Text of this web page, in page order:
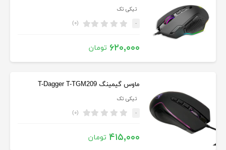
تیکی تک
- (۰)
۶۲۰,۰۰۰ تومان
ماوس گیمینگ T-Dagger T-TGM209
تیکی تک
- (۰)
۴۱۵,۰۰۰ تومان